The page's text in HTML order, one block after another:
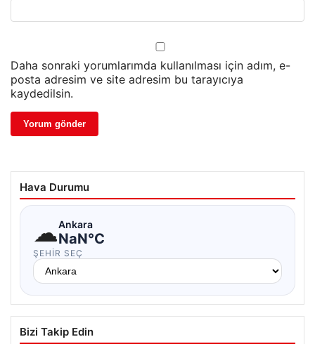
Daha sonraki yorumlarımda kullanılması için adım, e-
posta adresim ve site adresim bu tarayıcıya
kaydedilsin.
Hava Durumu
☁Ankara
NaN°C
ŞEHIR SEÇ
Bizi Takip Edin